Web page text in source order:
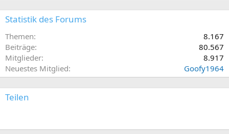
Statistik des Forums
Themen
8.167
Beiträge
80.567
Mitglieder
8.917
Neuestes Mitglied
Goofy1964
Teilen